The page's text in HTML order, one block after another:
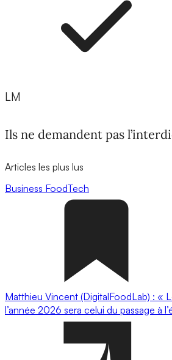
LM
Ils ne demandent pas
Articles les plus lus
Business FoodTech
Matthieu Vincent (DigitalFoodLab) : «
l’année 2026 sera celui du passage à